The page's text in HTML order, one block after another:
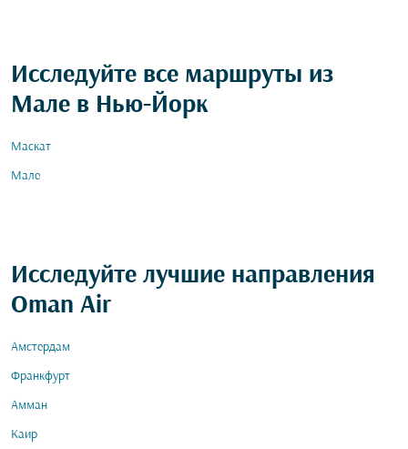
Исследуйте все маршруты из
Мале в Нью-Йорк
Маскат
Мале
Исследуйте лучшие направления
Oman Air
Амстердам
Франкфурт
Амман
Каир